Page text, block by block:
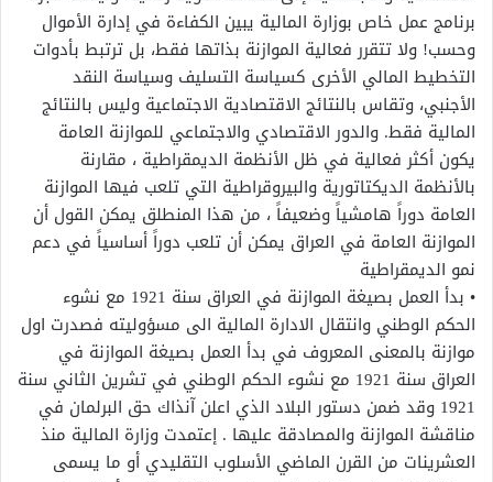
برنامج عمل خاص بوزارة المالية يبين الكفاءة في إدارة الأموال
وحسب! ولا تتقرر فعالية الموازنة بذاتها فقط، بل ترتبط بأدوات
التخطيط المالي الأخرى كسياسة التسليف وسياسة النقد
الأجنبي، وتقاس بالنتائج الاقتصادية الاجتماعية وليس بالنتائج
المالية فقط. والدور الاقتصادي والاجتماعي للموازنة العامة
يكون أكثر فعالية في ظل الأنظمة الديمقراطية ، مقارنة
بالأنظمة الديكتاتورية والبيروقراطية التي تلعب فيها الموازنة
العامة دوراً هامشياً وضعيفاً ، من هذا المنطلق يمكن القول أن
الموازنة العامة في العراق يمكن أن تلعب دوراً أساسياً في دعم
نمو الديمقراطية
• بدأ العمل بصيغة الموازنة في العراق سنة 1921 مع نشوء
الحكم الوطني وانتقال الادارة المالية الى مسؤوليته فصدرت اول
موازنة بالمعنى المعروف في بدأ العمل بصيغة الموازنة في
العراق سنة 1921 مع نشوء الحكم الوطني في تشرين الثاني سنة
1921 وقد ضمن دستور البلاد الذي اعلن آنذاك حق البرلمان في
مناقشة الموازنة والمصادقة عليها . إعتمدت وزارة المالية منذ
العشرينات من القرن الماضي الأسلوب التقليدي أو ما يسمى